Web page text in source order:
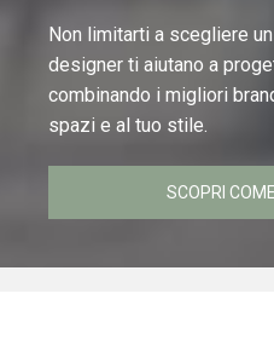
Non limitarti a scegliere
designer ti aiutano a
combinando i migliori
spazi e al tuo stile.
SCOPRI